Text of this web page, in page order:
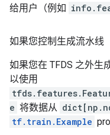
给用户（例如
如果您控制生成流水线
如果您在 TFDS 之外生
以使用
e 将数据从
tf.train.Example